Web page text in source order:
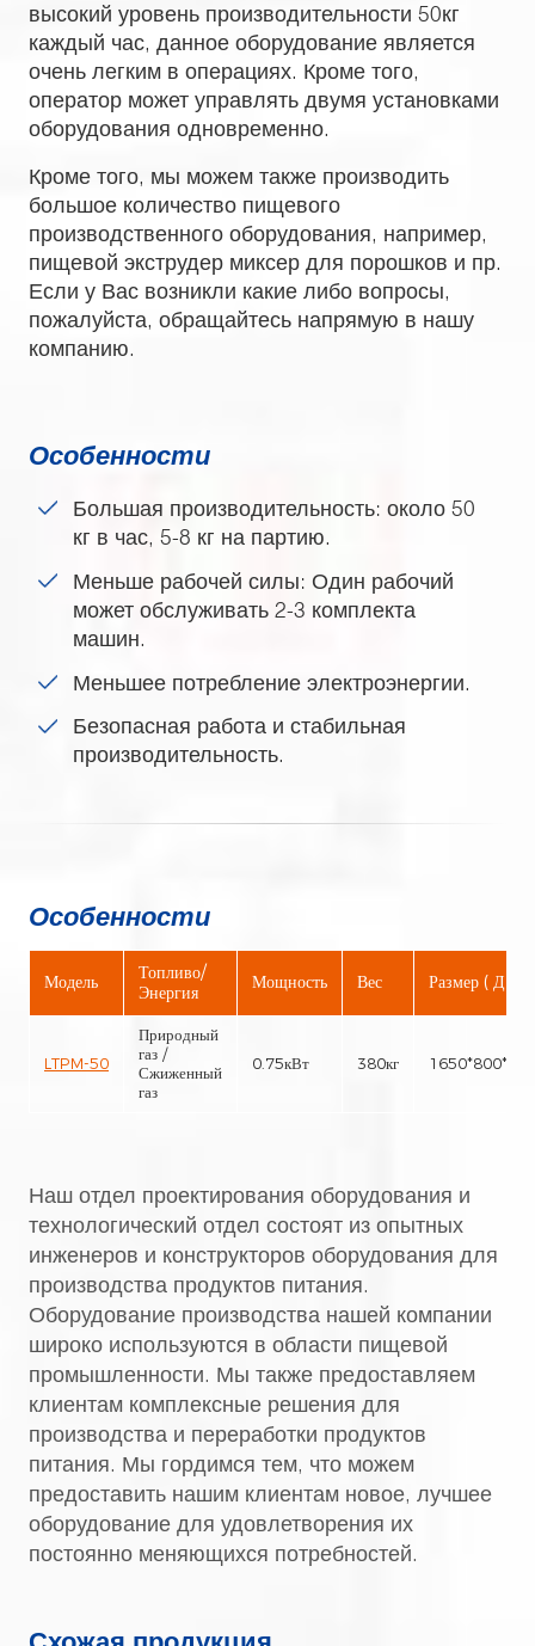
высокий уровень производительности 50кг
каждый час, данное оборудование является
очень легким в операциях. Кроме того,
оператор может управлять двумя установками
оборудования одновременно.
Кроме того, мы можем также производить
большое количество пищевого
производственного оборудования, например,
пищевой экструдер миксер для порошков и пр.
Если у Вас возникли какие либо вопросы,
пожалуйста, обращайтесь напрямую в нашу
компанию.
Особенности
Большая производительность: около 50
кг в час, 5-8 кг на партию.
Меньше рабочей силы: Один рабочий
может обслуживать 2-3 комплекта
машин.
Меньшее потребление электроэнергии.
Безопасная работа и стабильная
производительность.
Особенности
Модель
Топливо/
Энергия
Мощность Вес Размер (
LTPM-50
Природный
газ /
Сжиженный
газ
0.75кВт 380кг
Наш отдел проектирования оборудования и
технологический отдел состоят из опытных
инженеров и конструкторов оборудования для
производства продуктов питания.
Оборудование производства нашей компании
широко используются в области пищевой
промышленности. Мы также предоставляем
клиентам комплексные решения для
производства и переработки продуктов
питания. Мы гордимся тем, что можем
предоставить нашим клиентам новое, лучшее
оборудование для удовлетворения их
постоянно меняющихся потребностей.